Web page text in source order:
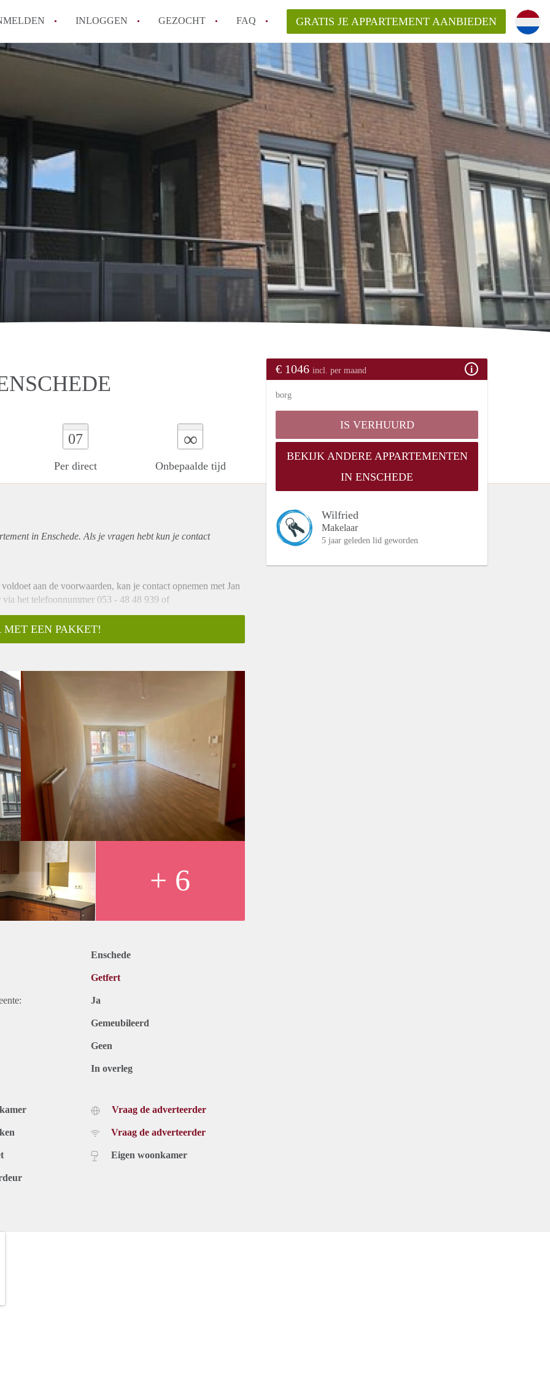
INLOGGEN GEZOCHT FAQ
How to translate AppartementEnschede!
Wat is AppartementEnschede?
Hoeveel kost het om te reageren op een Appartement in Enschede?
Wat is de privacyverklaring van AppartementEnschede?
Berekent AppartementEnschede
makelaarsvergoeding/bemiddelingsvergoeding?
Alle veelgestelde vragen
GRATIS JE APPARTEMENT AANBIEDEN
07
Per direct
∞
Onbepaalde tijd
€ 1046 incl. per maand
borg
IS VERHUURD
BEKIJK ANDERE APPARTEMENTEN
IN ENSCHEDE
Wilfried
Makelaar
5 jaar geleden lid geworden
in Enschede. Als je vragen hebt kun je contact
aan de voorwaarden, kan je contact opnemen met Jan
het telefoonnummer 053 - 48 48 939 of
de volgende indeling; entree/hal, toilet met fontein,
woonkamer met toegang tot het balkon en een semi
tweede slaapkamer en berging.
berging welke in de kelder is gelegen biedt extra
onder het gebouw. Uiteraard is de woning bereikbaar met
verschillende activiteiten door de bewoners worden
op een steenworpafstand van het ziekenhuis. Grote delen
moderne woningen. Ondanks de ideale ligging ten opzichte
biedt, is de eigen identiteit van de wijk voor een groot deel
rekening houden dat jouw bruto jaarinkomen minimaal €
huurtoeslag worden aangevraagd.
om je inkomen aan te tonen door middel van de
en deze informatie kan niet als een aanbieding of offerte
MET EEN PAKKET!
+ 6
Enschede
Getfert
Ja
Gemeubileerd
Geen
In overleg
Vraag de adverteerder
Vraag de adverteerder
Eigen woonkamer